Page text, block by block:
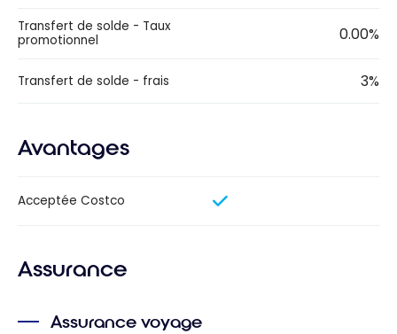
Transfert de solde - Taux
promotionnel
0.00%
Transfert de solde - frais 3%
Avantages
Acceptée Costco
Assurance
Assurance voyage